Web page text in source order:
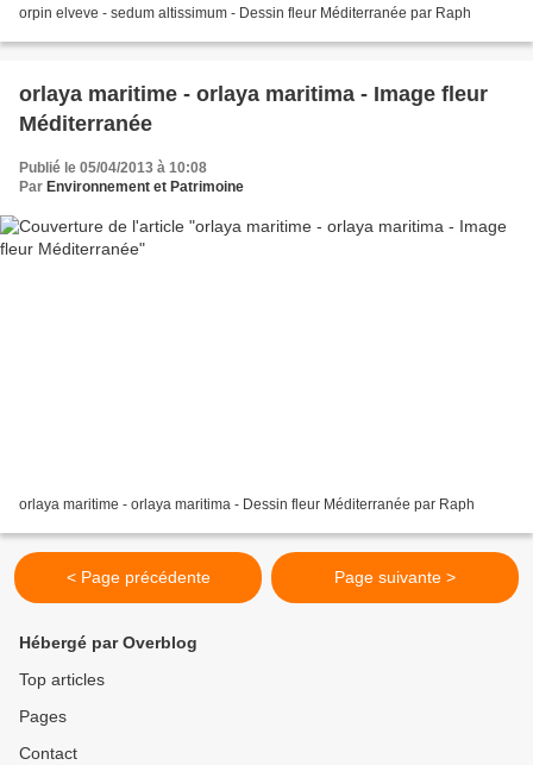
orpin elveve - sedum altissimum - Dessin fleur Méditerranée par Raph
orlaya maritime - orlaya maritima - Image fleur
Méditerranée
Publié le 05/04/2013 à 10:08
Par Environnement et Patrimoine
orlaya maritime - orlaya maritima - Dessin fleur Méditerranée par Raph
< Page précédente Page suivante >
Hébergé par Overblog
Top articles
Pages
Contact